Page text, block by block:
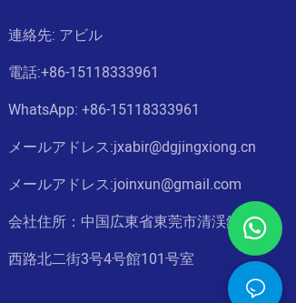
連絡先: アビル
電話:+86-15118333961
WhatsApp: +86-15118333961
メールアドレス:jxabir@dgjingxiong.cn
メールアドレス:joinxun@gmail.com
会社住所：中国広東省東莞市清渓鎮湘莞
西路北二街3号4号館101号室